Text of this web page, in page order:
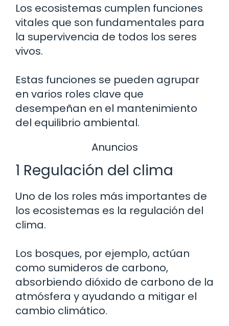
Los ecosistemas cumplen funciones
vitales que son fundamentales para
la supervivencia de todos los seres
vivos.
Estas funciones se pueden agrupar
en varios roles clave que
desempeñan en el mantenimiento
del equilibrio ambiental.
Anuncios
1 Regulación del clima
Uno de los roles más importantes de
los ecosistemas es la regulación del
clima.
Los bosques, por ejemplo, actúan
como sumideros de carbono,
absorbiendo dióxido de carbono de la
atmósfera y ayudando a mitigar el
cambio climático.